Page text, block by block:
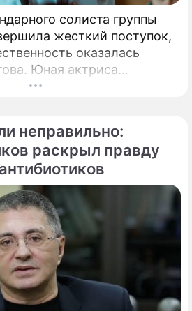
солиста группы
жесткий поступок,
оказалась
Юная актриса
дочь бессменного лидера
неправильно:
раскрыл правду